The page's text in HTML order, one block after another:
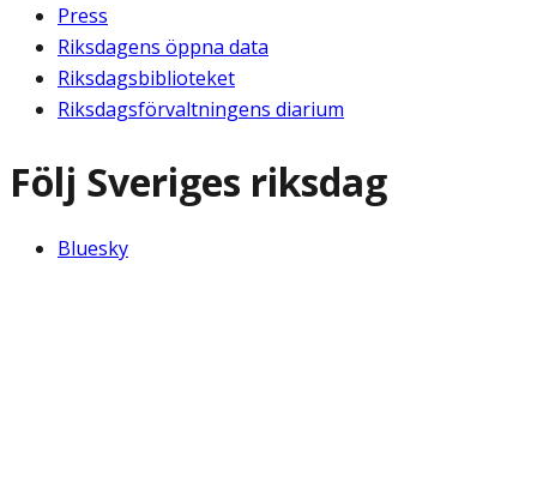
Press
Riksdagens öppna data
Riksdagsbiblioteket
Riksdagsförvaltningens diarium
Följ Sveriges riksdag
Bluesky